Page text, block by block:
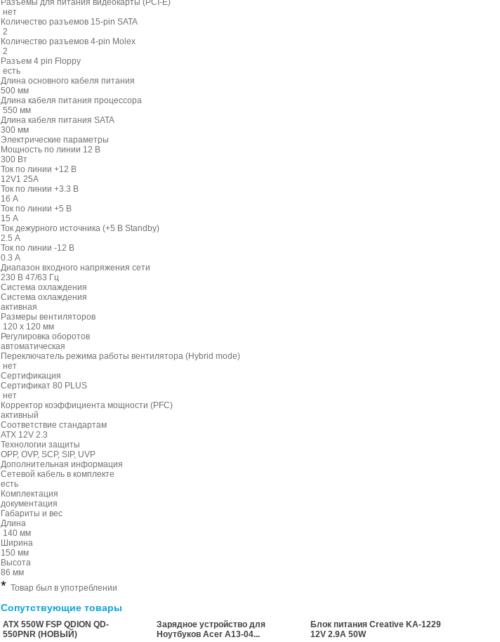
Разъемы для питания видеокарты (PCI-E)
нет
Количество разъемов 15-pin SATA
2
Количество разъемов 4-pin Molex
2
Разъем 4 pin Floppy
есть
Длина основного кабеля питания
500 мм
Длина кабеля питания процессора
550 мм
Длина кабеля питания SATA
300 мм
Электрические параметры
Мощность по линии 12 В
300 Вт
Ток по линии +12 В
12V1 25A
Ток по линии +3.3 В
16 А
Ток по линии +5 В
15 А
Ток дежурного источника (+5 В Standby)
2.5 А
Ток по линии -12 В
0.3 А
Диапазон входного напряжения сети
230 В 47/63 Гц
Система охлаждения
Система охлаждения
активная
Размеры вентиляторов
120 x 120 мм
Регулировка оборотов
автоматическая
Переключатель режима работы вентилятора (Hybrid mode)
нет
Сертификация
Сертификат 80 PLUS
нет
Корректор коэффициента мощности (PFC)
активный
Соответствие стандартам
ATX 12V 2.3
Технологии защиты
OPP, OVP, SCP, SIP, UVP
Дополнительная информация
Сетевой кабель в комплекте
есть
Комплектация
документация
Габариты и вес
Длина
140 мм
Ширина
150 мм
Высота
86 мм
* Товар был в употреблении
Сопутствующие товары
ATX 550W FSP QDION QD-
550PNR (НОВЫЙ)
Зарядное устройство для
Ноутбуков Acer A13-04...
Блок питания Creative KA-1229
12V 2.9A 50W